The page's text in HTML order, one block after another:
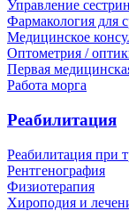
Управление
Фармакология для
Медицинское
Оптометрия /
Первая
Работа морга
Реабилитация
Реабилитация при
Рентгенография
Физиотерапия
Хироподия и